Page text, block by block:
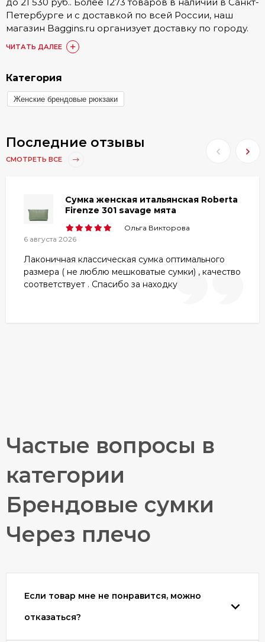
Петербурге и с доставкой по всей России, наш
магазин Baggins.ru организует доставку по городу.
Подробные условия доставки, а также стоимость
доступна в разделе
Купить Брендовые Через плечо можно онлайн на
сайте. Также доступен заказ по номеру телефона 8
(800) 511-35-52 или в одном из 15 наших магазинов.
они оставили более 1748 отзывов, с которыми вы
можете ознакомиться в товарах или разделе
сертифицирован, ознакомиться с гарантией вы
можете в разделеГарантия и брак.
ЧИТАТЬ ДАЛЕЕ
Категория
Женские брендовые рюкзаки
Последние отзывы
СМОТРЕТЬ ВСЕ
Сумка женская итальянская Roberta
Firenze 301 savage мята
Ольга Викторова
6 августа 2026
Лаконичная классическая сумка оптимального
размера ( не люблю мешковатые сумки) , качество
соответствует . Спасибо за находку
Частые вопросы в
категории
Брендовые сумки
Через плечо
Если товар мне не понравится, можно
отказаться?